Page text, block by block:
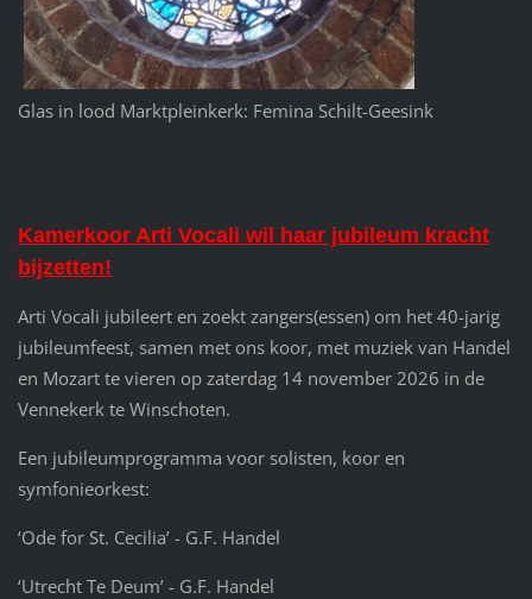
Glas in lood Marktpleinkerk: Femina Schilt-Geesink
Kamerkoor Arti Vocali wil haar jubileum kracht
bijzetten!
Arti Vocali jubileert en zoekt zangers(essen) om het 40-jarig
jubileumfeest, samen met ons koor, met muziek van Handel
en Mozart te vieren op zaterdag 14 november 2026 in de
Vennekerk te Winschoten.
Een jubileumprogramma voor solisten, koor en
symfonieorkest:
‘Ode for St. Cecilia’ - G.F. Handel
‘Utrecht Te Deum’ - G.F. Handel